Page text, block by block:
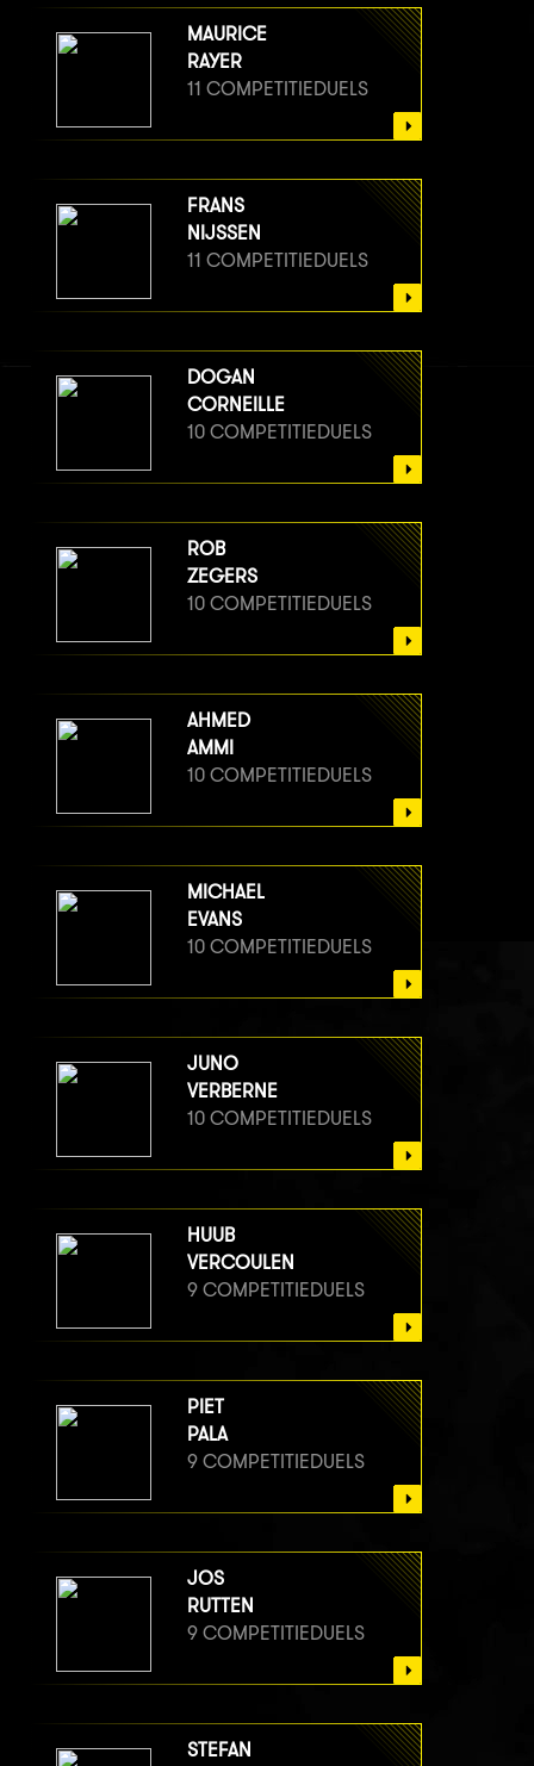
MAURICE
RAYER
11 COMPETITIEDUELS
FRANS
NIJSSEN
11 COMPETITIEDUELS
DOGAN
CORNEILLE
10 COMPETITIEDUELS
ROB
ZEGERS
10 COMPETITIEDUELS
AHMED
AMMI
10 COMPETITIEDUELS
MICHAEL
EVANS
10 COMPETITIEDUELS
JUNO
VERBERNE
10 COMPETITIEDUELS
HUUB
VERCOULEN
9 COMPETITIEDUELS
PIET
PALA
9 COMPETITIEDUELS
JOS
RUTTEN
9 COMPETITIEDUELS
STEFAN